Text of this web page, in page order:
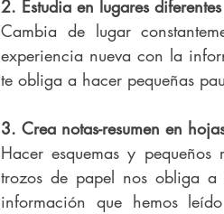
2. Estudia en lugares diferentes
Cambia de lugar
experiencia nueva con la
te obliga a hacer pequeñas
3. Crea notas-resumen en
Hacer esquemas y pequeños
trozos de papel nos obliga a
información que hemos